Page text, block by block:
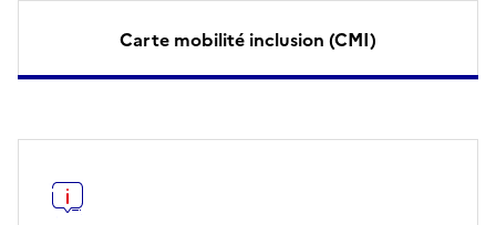
Carte mobilité inclusion (CMI)